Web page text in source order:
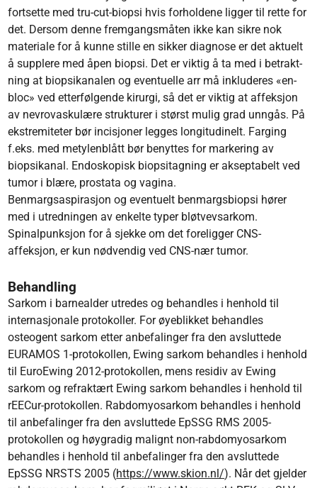
fortsette med tru-cut-biopsi hvis forholdene ligger til rette for
det. Dersom denne fremgangsmåten ikke kan sikre nok
materiale for å kunne stille en sikker diagnose er det aktuelt
å supplere med åpen biopsi. Det er viktig å ta med i betrakt­
ning at biopsikanalen og eventuelle arr må inkluderes «en-
bloc» ved etterfølgende kirurgi, så det er viktig at affeksjon
av nevrovaskulære strukturer i størst mulig grad unngås. På
ekstremiteter bør incisjoner legges longitudinelt. Farging
f.eks. med metylenblått bør benyttes for markering av
biopsikanal. Endoskopisk biopsitagning er akseptabelt ved
tumor i blære, prostata og vagina.
Benmargsaspirasjon og eventuelt benmargsbiopsi hører
med i utredningen av enkelte typer bløtvevsarkom.
Spinalpunksjon for å sjekke om det foreligger CNS-
affeksjon, er kun nødvendig ved CNS-nær tumor.
Behandling
Sarkom i barnealder utredes og behandles i henhold til
internasjonale protokoller. For øyeblikket behandles
osteogent sarkom etter anbefalinger fra den avsluttede
EURAMOS 1-protokollen, Ewing sarkom behandles i henhold
til EuroEwing 2012-protokollen, mens residiv av Ewing
sarkom og refraktært Ewing sarkom behandles i henhold til
rEECur-protokollen. Rabdomyosarkom behandles i henhold
til anbefalinger fra den avsluttede EpSSG RMS 2005-
protokollen og høygradig malignt non-rabdomyosarkom
behandles i henhold til anbefalinger fra den avsluttede
EpSSG NRSTS 2005 (https://www.skion.nl/). Når det gjelder